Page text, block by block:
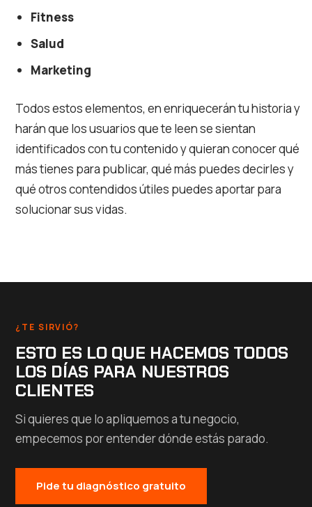
Fitness
Salud
Marketing
Todos estos elementos, en enriquecerán tu historia y
harán que los usuarios que te leen se sientan
identificados con tu contenido y quieran conocer qué
más tienes para publicar, qué más puedes decirles y
qué otros contendidos útiles puedes aportar para
solucionar sus vidas.
¿TE SIRVIÓ?
ESTO ES LO QUE HACEMOS TODOS
LOS DÍAS PARA NUESTROS
CLIENTES
Si quieres que lo apliquemos a tu negocio,
empecemos por entender dónde estás parado.
Pide tu diagnóstico gratuito